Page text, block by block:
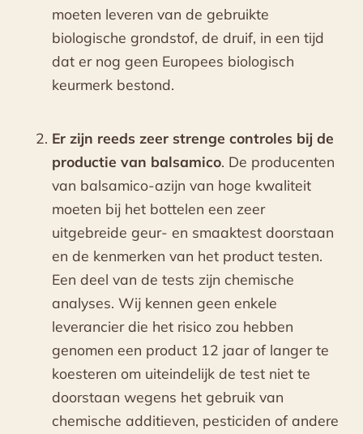
moeten leveren van de gebruikte
biologische grondstof, de druif, in een tijd
dat er nog geen Europees biologisch
keurmerk bestond.
Er zijn reeds zeer strenge controles bij de
productie van balsamico. De producenten
van balsamico-azijn van hoge kwaliteit
moeten bij het bottelen een zeer
uitgebreide geur- en smaaktest doorstaan
en de kenmerken van het product testen.
Een deel van de tests zijn chemische
analyses. Wij kennen geen enkele
leverancier die het risico zou hebben
genomen een product 12 jaar of langer te
koesteren om uiteindelijk de test niet te
doorstaan wegens het gebruik van
chemische additieven, pesticiden of andere